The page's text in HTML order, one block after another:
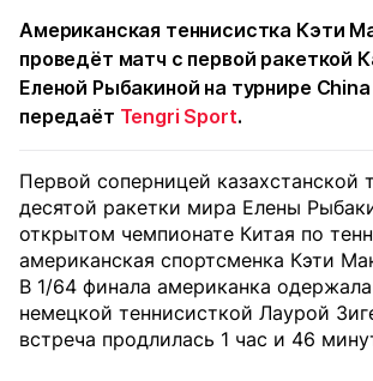
Американская теннисистка Кэти
проведёт матч с первой ракеткой
Еленой Рыбакиной на турнире
передаёт Tengri Sport.
Первой соперницей казахстанской
десятой ракетки мира Елены
открытом чемпионате Китая по
американская спортсменка Кэти
В 1/64 финала американка
немецкой теннисисткой Лаурой
встреча продлилась 1 час и 46